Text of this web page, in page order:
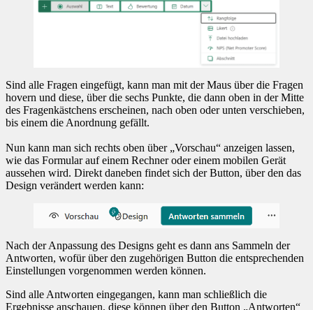
Sind alle Fragen eingefügt, kann man mit der Maus über die Fragen
hovern und diese, über die sechs Punkte, die dann oben in der Mitte
des Fragenkästchens erscheinen, nach oben oder unten verschieben,
bis einem die Anordnung gefällt.
Nun kann man sich rechts oben über „Vorschau“ anzeigen lassen,
wie das Formular auf einem Rechner oder einem mobilen Gerät
aussehen wird. Direkt daneben findet sich der Button, über den das
Design verändert werden kann:
Nach der Anpassung des Designs geht es dann ans Sammeln der
Antworten, wofür über den zugehörigen Button die entsprechenden
Einstellungen vorgenommen werden können.
Sind alle Antworten eingegangen, kann man schließlich die
Ergebnisse anschauen, diese können über den Button „Antworten“